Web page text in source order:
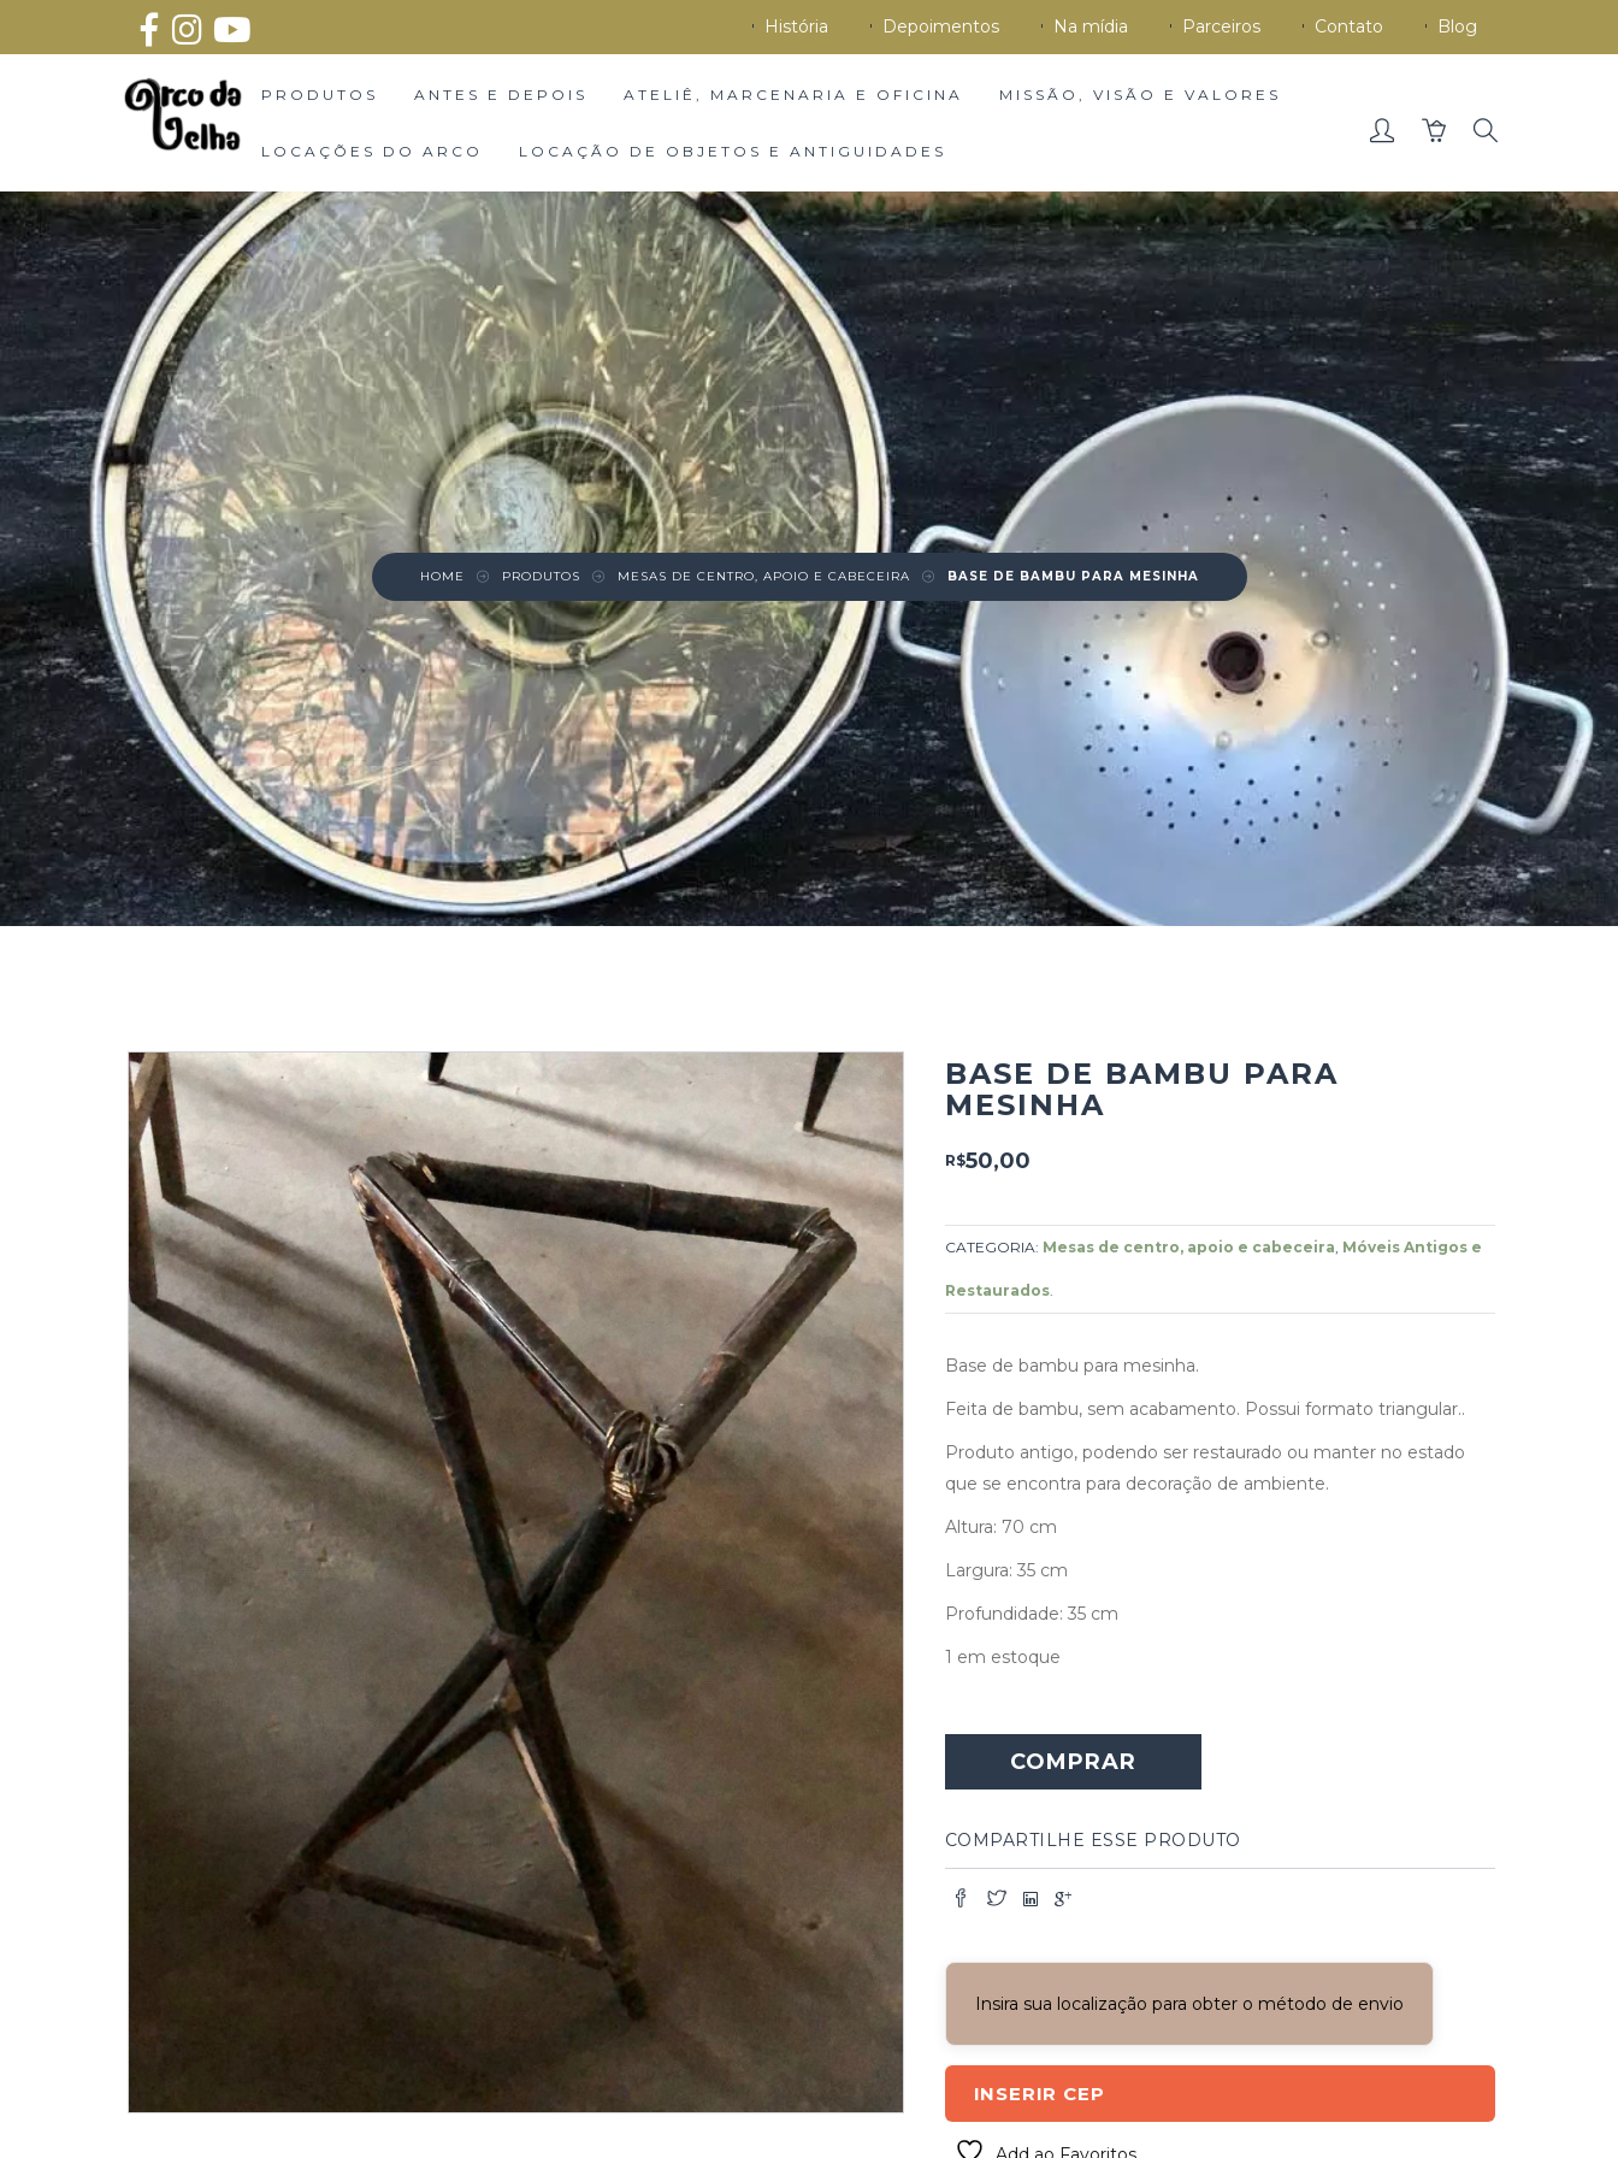
História Depoimentos Na mídia Parceiros Contato Blog
PRODUTOS ANTES E DEPOIS ATELIÊ, MARCENARIA E OFICINA MISSÃO, VISÃO E VALORES
LOCAÇÕES DO ARCO LOCAÇÃO DE OBJETOS E ANTIGUIDADES
HOME PRODUTOS MESAS DE CENTRO, APOIO E CABECEIRA BASE DE BAMBU PARA MESINHA
BASE DE BAMBU PARA
MESINHA
R$50,00
CATEGORIA: Mesas de centro, apoio e cabeceira, Móveis Antigos e
Restaurados.
Base de bambu para mesinha.
Feita de bambu, sem acabamento. Possui formato triangular..
Produto antigo, podendo ser restaurado ou manter no estado
que se encontra para decoração de ambiente.
Altura: 70 cm
Largura: 35 cm
Profundidade: 35 cm
1 em estoque
COMPRAR
COMPARTILHE ESSE PRODUTO
Insira sua localização para obter o método de envio
INSERIR CEP